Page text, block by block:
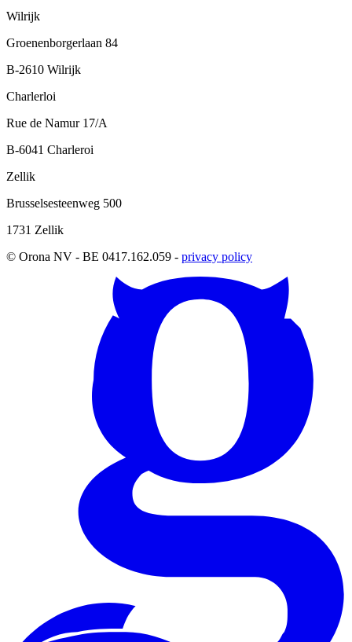
Wilrijk
Groenenborgerlaan 84
B-2610 Wilrijk
Charlerloi
Rue de Namur 17/A
B-6041 Charleroi
Zellik
Brusselsesteenweg 500
1731 Zellik
© Orona NV - BE 0417.162.059 - privacy policy